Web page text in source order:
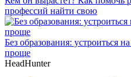
профессий найти свою
Без образования: устроиться
проще
HeadHunter